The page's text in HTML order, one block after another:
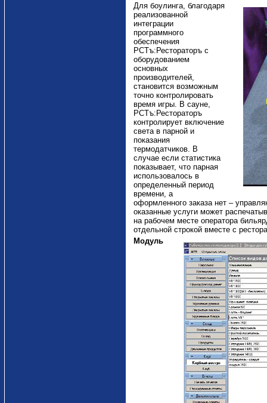
Для боулинга, благодаря
реализованной
интеграции
программного
обеспечения
РСТъ:Рестораторъ с
оборудованием
основных
производителей,
становится возможным
точно контролировать
время игры. В сауне,
РСТъ:Рестораторъ
контролирует включение
света в парной и
показания
термодатчиков. В
случае если статистика
показывает, что парная
использовалось в
определенный период
времени, а
оформленного заказа нет –
оказанные услуги может
на рабочем месте оператора
отдельной строкой вместе с
Модуль